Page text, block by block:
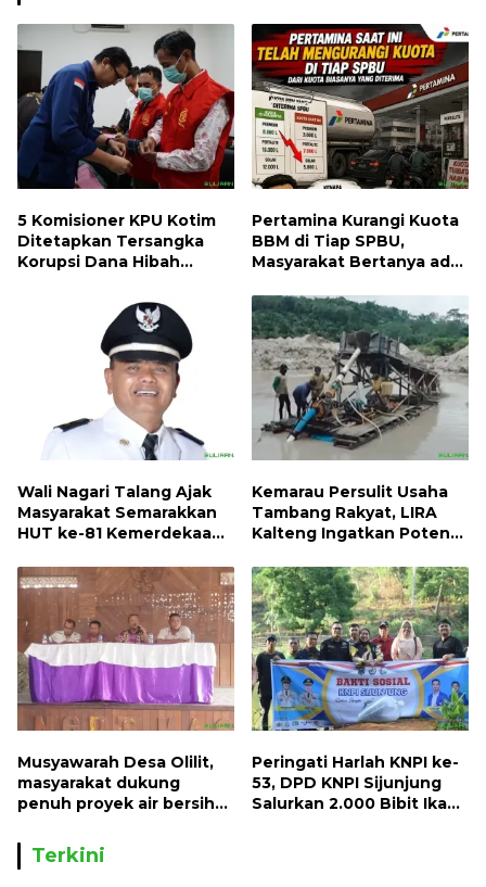
5 Komisioner KPU Kotim
Ditetapkan Tersangka
Korupsi Dana Hibah
ditaksir 10 Milyard
Pertamina Kurangi Kuota
BBM di Tiap SPBU,
Masyarakat Bertanya ada
Wali Nagari Talang Ajak
Masyarakat Semarakkan
HUT ke-81 Kemerdekaan
Bendera Merah Putih
Kemarau Persulit Usaha
Tambang Rakyat, LIRA
Kalteng Ingatkan Potensi
Hidup
Musyawarah Desa Olilit,
masyarakat dukung
penuh proyek air bersih
Peringati Harlah KNPI ke-
53, DPD KNPI Sijunjung
Salurkan 2.000 Bibit Ikan
Terkini